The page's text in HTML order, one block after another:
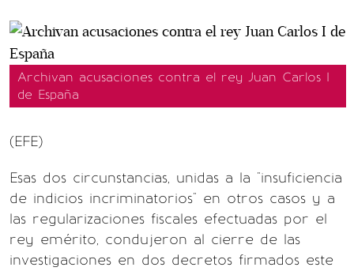
Archivan acusaciones contra el rey Juan Carlos I
de España
(EFE)
Esas dos circunstancias, unidas a la "insuficiencia
de indicios incriminatorios" en otros casos y a
las regularizaciones fiscales efectuadas por el
rey emérito, condujeron al cierre de las
investigaciones en dos decretos firmados este